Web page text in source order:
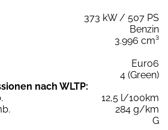
373 kW / 507 PS
Benzin
3.996 cm³
Euro6
4 (Green)
nach WLTP:
12,5 l/100km
284 g/km
G